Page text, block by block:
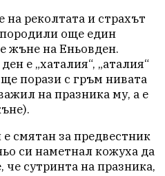
на реколтата и страхът
още един
жъне на Еньовден.
е „хаталия“, „аталия“
порази с гръм нивата
на празника му, а е
смятан за предвестник
си наметнал кожуха да
че сутринта на празника,